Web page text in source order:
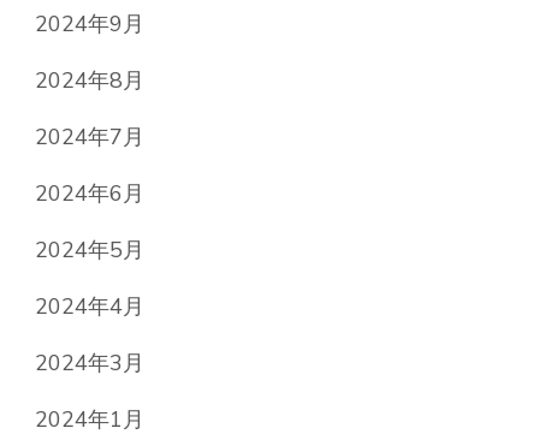
2024年9月
2024年8月
2024年7月
2024年6月
2024年5月
2024年4月
2024年3月
2024年1月